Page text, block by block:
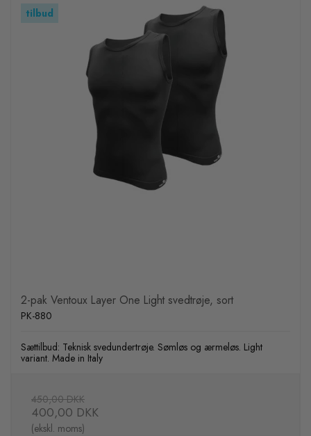
tilbud
2-pak Ventoux Layer One Light svedtrøje, sort
PK-880
Sættilbud: Teknisk svedundertrøje. Sømløs og ærmeløs. Light
variant. Made in Italy
450,00 DKK
400,00 DKK
(ekskl. moms)